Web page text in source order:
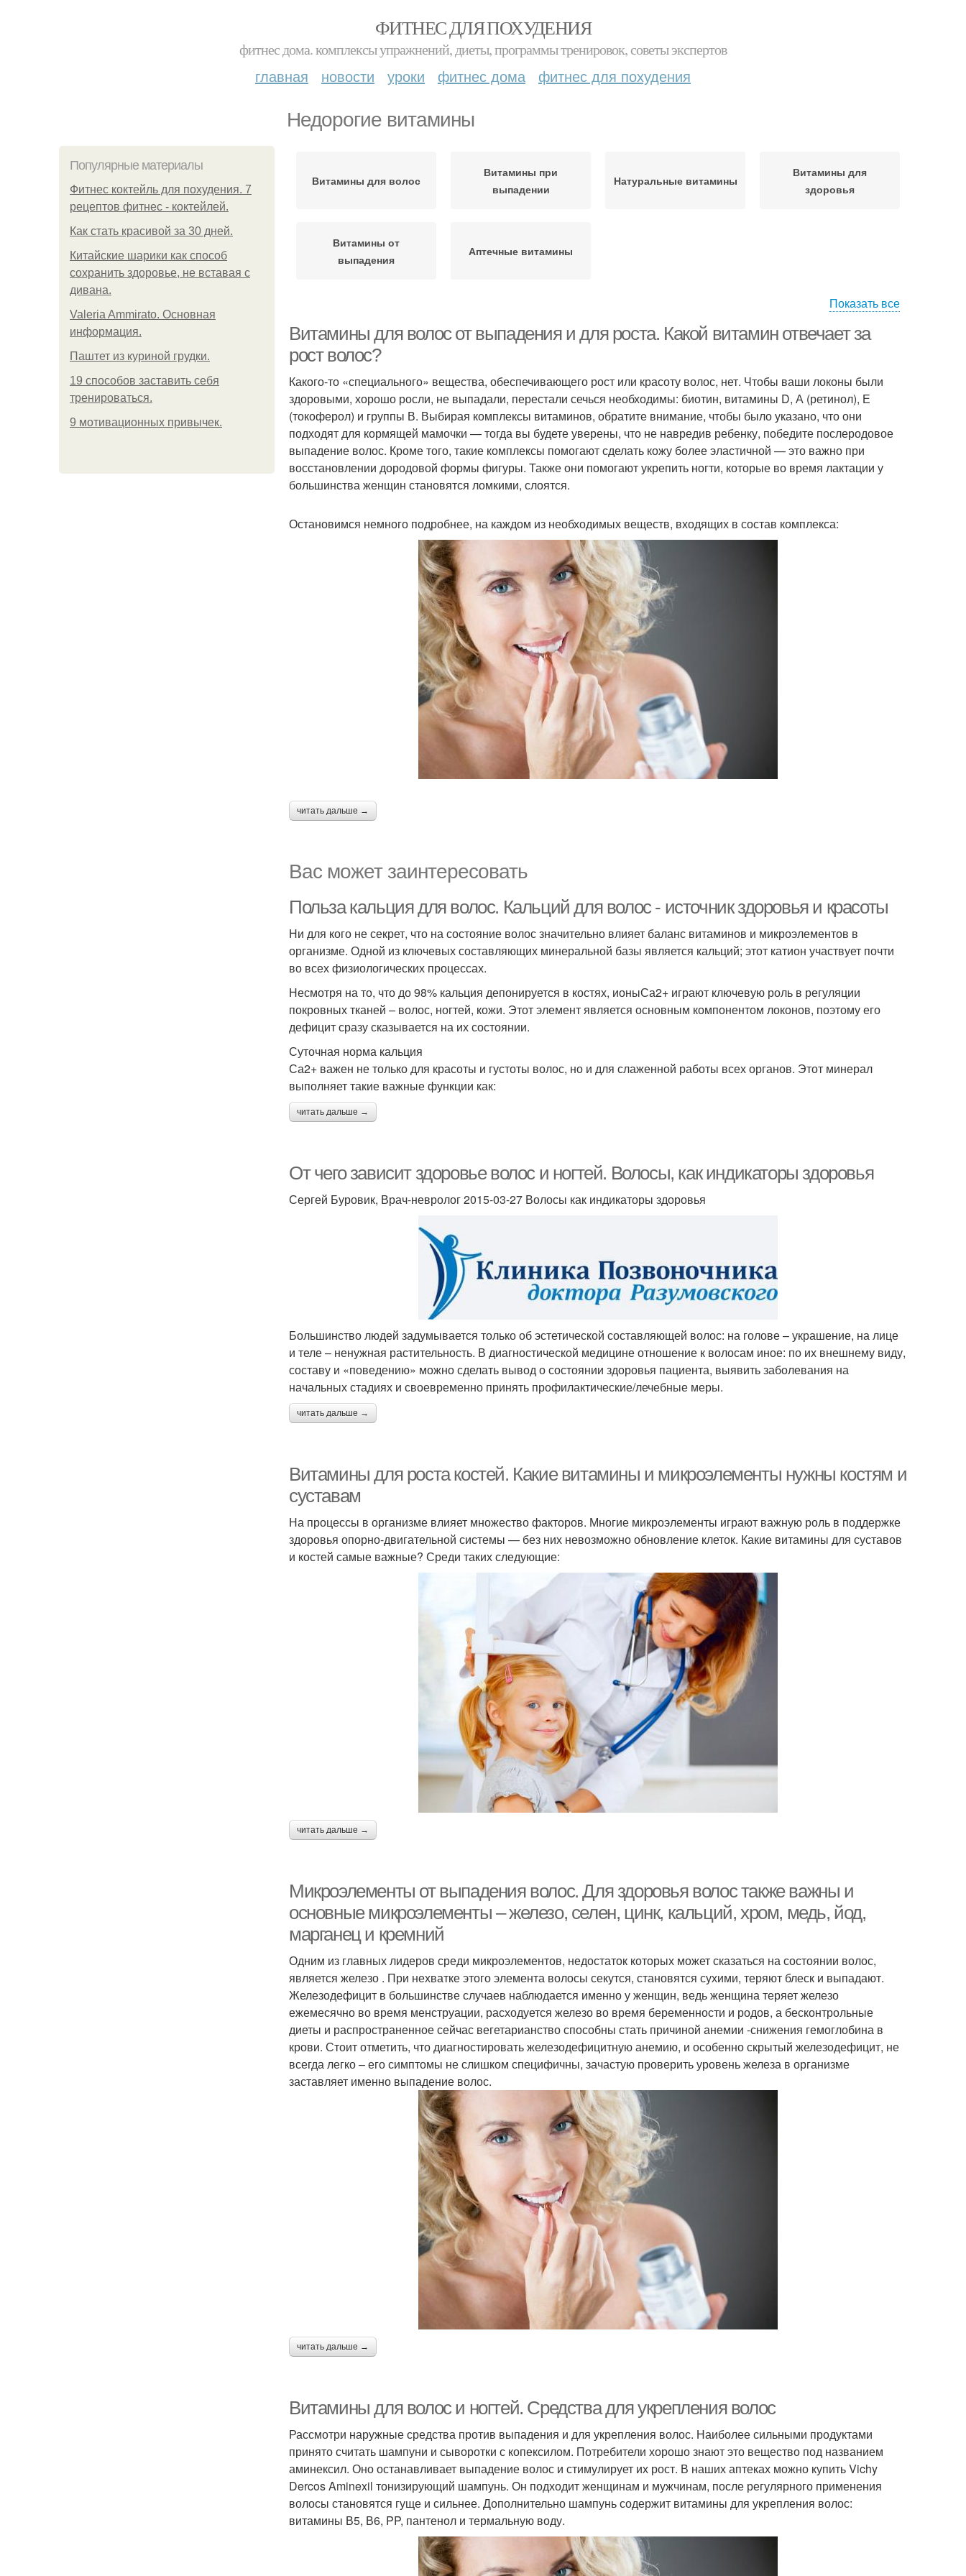
ФИТНЕС ДЛЯ ПОХУДЕНИЯ
фитнес дома. комплексы упражнений, диеты, программы тренировок, советы экспертов
главная новости уроки фитнес дома фитнес для похудения
Недорогие витамины
Популярные материалы
Фитнес коктейль для похудения. 7
рецептов фитнес - коктейлей.
Как стать красивой за 30 дней.
Китайские шарики как способ
сохранить здоровье, не вставая с
дивана.
Valeria Ammirato. Основная
информация.
Паштет из куриной грудки.
19 способов заставить себя
тренироваться.
9 мотивационных привычек.
Витамины для волос
Витамины при
выпадении
Натуральные витамины
Витамины для
здоровья
Витамины от
выпадения
Аптечные витамины
Показать все
Витамины для волос от выпадения и для роста. Какой витамин отвечает за
рост волос?
Какого-то «специального» вещества, обеспечивающего рост или красоту волос, нет. Чтобы ваши локоны были
здоровыми, хорошо росли, не выпадали, перестали сечься необходимы: биотин, витамины D, А (ретинол), Е
(токоферол) и группы В. Выбирая комплексы витаминов, обратите внимание, чтобы было указано, что они
подходят для кормящей мамочки — тогда вы будете уверены, что не навредив ребенку, победите послеродовое
выпадение волос. Кроме того, такие комплексы помогают сделать кожу более эластичной — это важно при
восстановлении дородовой формы фигуры. Также они помогают укрепить ногти, которые во время лактации у
большинства женщин становятся ломкими, слоятся.
Остановимся немного подробнее, на каждом из необходимых веществ, входящих в состав комплекса:
читать дальше →
Вас может заинтересовать
Польза кальция для волос. Кальций для волос - источник здоровья и красоты
Ни для кого не секрет, что на состояние волос значительно влияет баланс витаминов и микроэлементов в
организме. Одной из ключевых составляющих минеральной базы является кальций; этот катион участвует почти
во всех физиологических процессах.
Несмотря на то, что до 98% кальция депонируется в костях, ионыСа2+ играют ключевую роль в регуляции
покровных тканей – волос, ногтей, кожи. Этот элемент является основным компонентом локонов, поэтому его
дефицит сразу сказывается на их состоянии.
Суточная норма кальция
Са2+ важен не только для красоты и густоты волос, но и для слаженной работы всех органов. Этот минерал
выполняет такие важные функции как:
читать дальше →
От чего зависит здоровье волос и ногтей. Волосы, как индикаторы здоровья
Сергей Буровик, Врач-невролог 2015-03-27 Волосы как индикаторы здоровья
Большинство людей задумывается только об эстетической составляющей волос: на голове – украшение, на лице
и теле – ненужная растительность. В диагностической медицине отношение к волосам иное: по их внешнему виду,
составу и «поведению» можно сделать вывод о состоянии здоровья пациента, выявить заболевания на
начальных стадиях и своевременно принять профилактические/лечебные меры.
читать дальше →
Витамины для роста костей. Какие витамины и микроэлементы нужны костям и
суставам
На процессы в организме влияет множество факторов. Многие микроэлементы играют важную роль в поддержке
здоровья опорно-двигательной системы — без них невозможно обновление клеток. Какие витамины для суставов
и костей самые важные? Среди таких следующие:
читать дальше →
Микроэлементы от выпадения волос. Для здоровья волос также важны и
основные микроэлементы – железо, селен, цинк, кальций, хром, медь, йод,
марганец и кремний
Одним из главных лидеров среди микроэлементов, недостаток которых может сказаться на состоянии волос,
является железо . При нехватке этого элемента волосы секутся, становятся сухими, теряют блеск и выпадают.
Железодефицит в большинстве случаев наблюдается именно у женщин, ведь женщина теряет железо
ежемесячно во время менструации, расходуется железо во время беременности и родов, а бесконтрольные
диеты и распространенное сейчас вегетарианство способны стать причиной анемии -снижения гемоглобина в
крови. Стоит отметить, что диагностировать железодефицитную анемию, и особенно скрытый железодефицит, не
всегда легко – его симптомы не слишком специфичны, зачастую проверить уровень железа в организме
заставляет именно выпадение волос.
читать дальше →
Витамины для волос и ногтей. Средства для укрепления волос
Рассмотри наружные средства против выпадения и для укрепления волос. Наиболее сильными продуктами
принято считать шампуни и сыворотки с копексилом. Потребители хорошо знают это вещество под названием
аминексил. Оно останавливает выпадение волос и стимулирует их рост. В наших аптеках можно купить Vichy
Dercos Aminexil тонизирующий шампунь. Он подходит женщинам и мужчинам, после регулярного применения
волосы становятся гуще и сильнее. Дополнительно шампунь содержит витамины для укрепления волос:
витамины В5, В6, PP, пантенол и термальную воду.